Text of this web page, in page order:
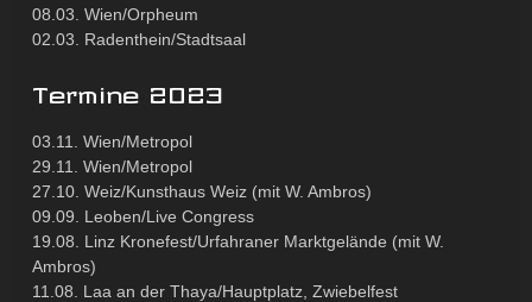
08.03. Wien/Orpheum
02.03. Radenthein/Stadtsaal
Termine 2023
03.11. Wien/Metropol
29.11. Wien/Metropol
27.10. Weiz/Kunsthaus Weiz (mit W. Ambros)
09.09. Leoben/Live Congress
19.08. Linz Kronefest/Urfahraner Marktgelände (mit W.
Ambros)
11.08. Laa an der Thaya/Hauptplatz, Zwiebelfest